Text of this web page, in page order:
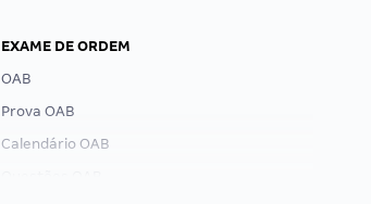
EXAME DE ORDEM
OAB
Prova OAB
Calendário OAB